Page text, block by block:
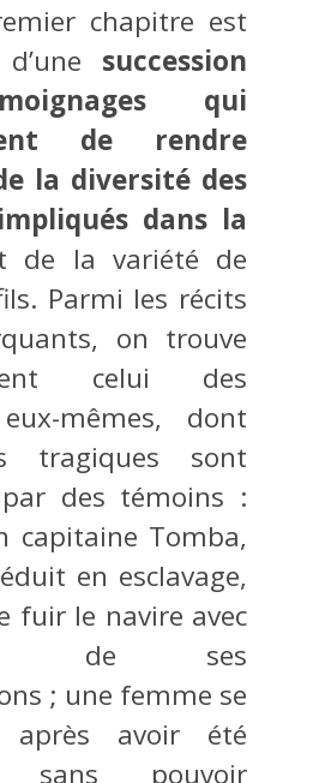
chapitre est
succession
qui
de rendre
la diversité des
dans la
de la variété de
Parmi les récits
on trouve
celui des
mêmes, dont
tragiques sont
des témoins :
capitaine Tomba,
en esclavage,
fuir le navire avec
de ses
; une femme se
après avoir été
sans pouvoir